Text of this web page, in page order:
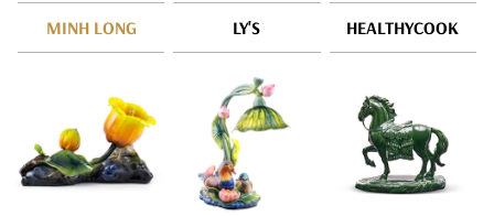
MINH LONG LY'S HEALTHYCOOK